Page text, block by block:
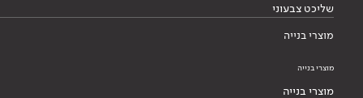
שליכט צבעוני
מוצרי בנייה
מוצרי בנייה
מוצרי בנייה